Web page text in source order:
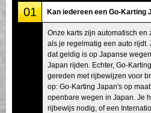
Tokyo Shinagawa
Tokyo Akihabara#2
Tokyo Shibuya Annex
Tokyo Asakusa
Okinawa
01 Kan iedereen een Go-Karting
Onze karts zijn automatisch en
als je regelmatig een auto
dat geldig is op Japanse
Japan rijden. Echter, Go-
gereden met rijbewijzen voor
op: Go-Karting Japan's op
openbare wegen in Japan. Je
rijbewijs nodig, of een